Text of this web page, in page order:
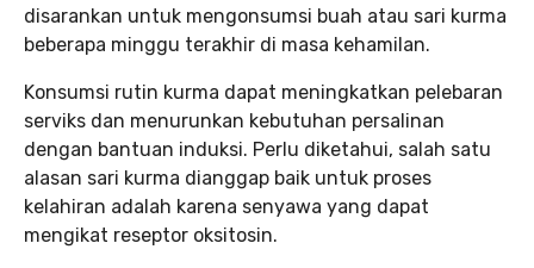
disarankan untuk mengonsumsi buah atau sari kurma
beberapa minggu terakhir di masa kehamilan.
Konsumsi rutin kurma dapat meningkatkan pelebaran
serviks dan menurunkan kebutuhan persalinan
dengan bantuan induksi. Perlu diketahui, salah satu
alasan sari kurma dianggap baik untuk proses
kelahiran adalah karena senyawa yang dapat
mengikat reseptor oksitosin.